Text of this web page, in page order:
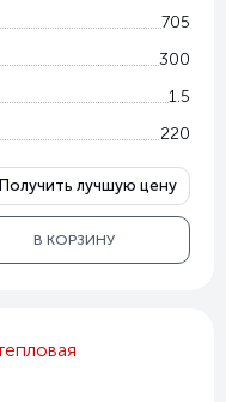
705
300
1.5
220
Получить лучшую цену
В КОРЗИНУ